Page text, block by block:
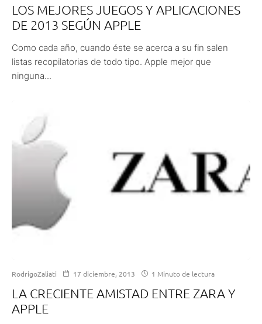
LOS MEJORES JUEGOS Y APLICACIONES
DE 2013 SEGÚN APPLE
Como cada año, cuando éste se acerca a su fin salen
listas recopilatorias de todo tipo. Apple mejor que
ninguna...
RodrigoZaliati 17 diciembre, 2013 1 Minuto de lectura
LA CRECIENTE AMISTAD ENTRE ZARA Y
APPLE